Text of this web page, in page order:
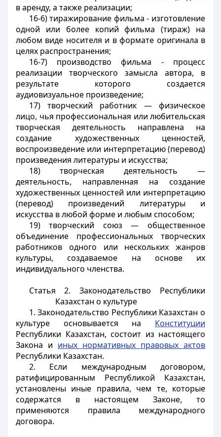
в аренду, а также реализации;
16-6) тиражирование фильма - изготовление
одной или более копий фильма (тираж) на
любом виде носителя и в формате оригинала в
целях распространения;
16-7) производство фильма - процесс
реализации творческого замысла автора, в
результате которого создается
аудиовизуальное произведение;
17) творческий работник — физическое
лицо, чья профессиональная или любительская
творческая деятельность направлена на
создание художественных ценностей,
воспроизведение или интерпретацию (перевод)
произведения литературы и искусства;
18) творческая деятельность —
деятельность, направленная на создание
художественных ценностей или интерпретацию
(перевод) произведений литературы и
искусства в любой форме и любым способом;
19) творческий союз — общественное
объединение профессиональных творческих
работников одного или нескольких жанров
культуры, создаваемое на основе их
индивидуального членства.
Статья 2. Законодательство Республики
Казахстан о культуре
1. Законодательство Республики Казахстан о
культуре основывается на Конституции
Республики Казахстан, состоит из настоящего
Закона и иных нормативных правовых актов
Республики Казахстан.
2. Если международным договором,
ратифицированным Республикой Казахстан,
установлены иные правила, чем те, которые
содержатся в настоящем Законе, то
применяются правила международного
договора.